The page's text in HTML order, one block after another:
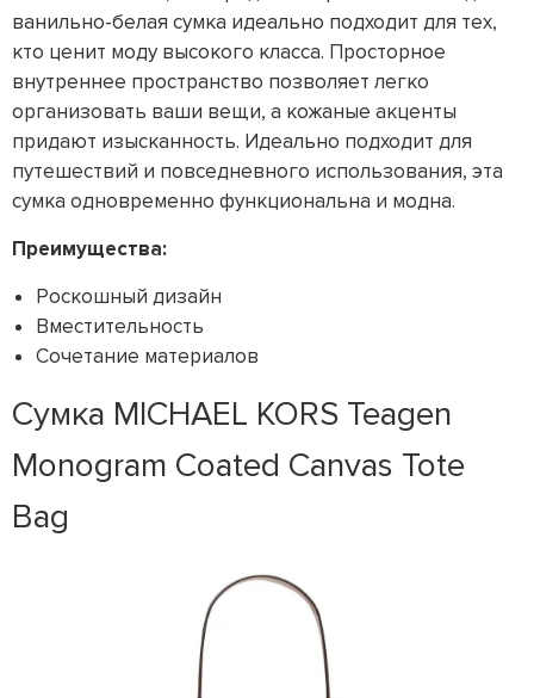
ванильно-белая сумка идеально подходит для тех,
кто ценит моду высокого класса. Просторное
внутреннее пространство позволяет легко
организовать ваши вещи, а кожаные акценты
придают изысканность. Идеально подходит для
путешествий и повседневного использования, эта
сумка одновременно функциональна и модна.
Преимущества:
Роскошный дизайн
Вместительность
Сочетание материалов
Сумка MICHAEL KORS Teagen
Monogram Coated Canvas Tote
Bag